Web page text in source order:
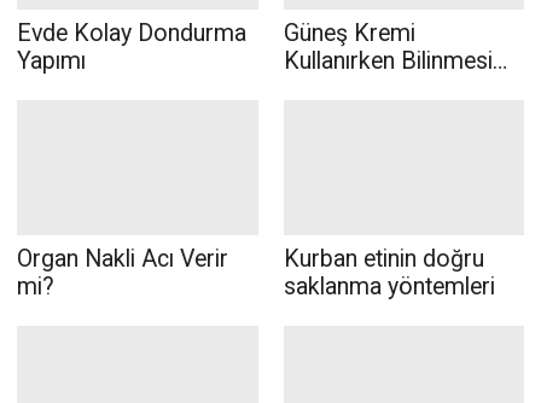
Evde Kolay Dondurma
Yapımı
Güneş Kremi
Kullanırken Bilinmesi
Organ Nakli Acı Verir
mi?
Kurban etinin doğru
saklanma yöntemleri